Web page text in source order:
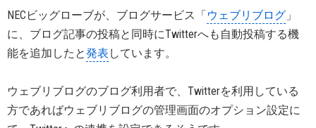
NECビッグローブが、ブログサービス「ウェブリブログ 」
に、ブログ記事の投稿と同時にTwitterへも自動投稿する機
能を追加したと発表 しています。
ウェブリブログのブログ利用者で、Twitterを利用している
方であればウェブリブログの管理画面のオプション設定に